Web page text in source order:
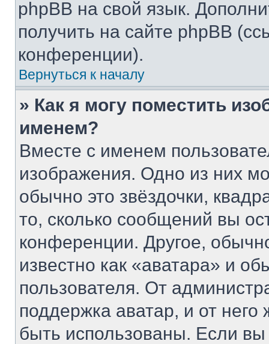
phpBB на свой язык.
получить на сайте phpBB
конференции).
Вернуться к началу
» Как я могу поместить
именем?
Вместе с именем
изображения. Одно из них
обычно это звёздочки,
то, сколько сообщений вы
конференции. Другое,
известно как «аватара» и
пользователя. От
поддержка аватар, и от него
быть использованы. Если